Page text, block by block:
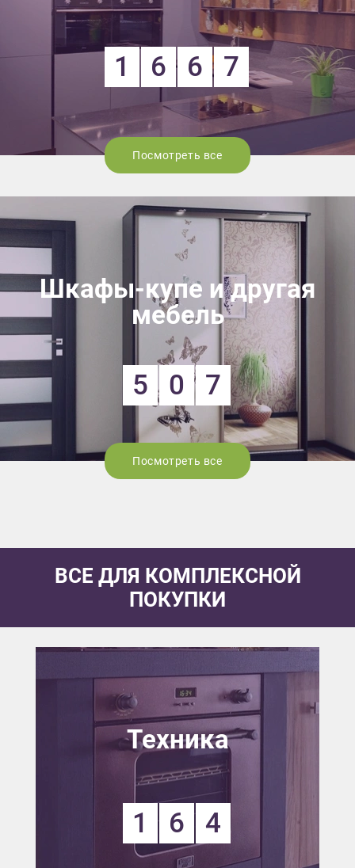
1 6 6 7
Посмотреть все
Шкафы-купе и другая
мебель
5 0 7
Посмотреть все
ВСЕ ДЛЯ КОМПЛЕКСНОЙ
ПОКУПКИ
Техника
1 6 4